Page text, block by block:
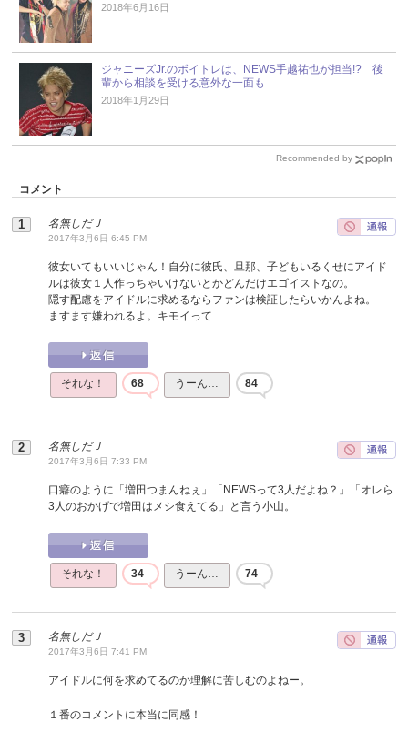
2018年6月16日
ジャニーズJr.のボイトレは、NEWS手越祐也が担当!? 後
輩から相談を受ける意外な一面も
2018年1月29日
Recommended by
コメント
名無しだＪ
2017年3月6日 6:45 PM
彼女いてもいいじゃん！自分に彼氏、旦那、子どもいるくせにアイド
ルは彼女１人作っちゃいけないとかどんだけエゴイストなの。
隠す配慮をアイドルに求めるならファンは検証したらいかんよね。
ますます嫌われるよ。キモイって
それな！ 68 うーん… 84
名無しだＪ
2017年3月6日 7:33 PM
口癖のように「増田つまんねぇ」「NEWSって3人だよね？」「オレら
3人のおかげで増田はメシ食えてる」と言う小山。
それな！ 34 うーん… 74
名無しだＪ
2017年3月6日 7:41 PM
アイドルに何を求めてるのか理解に苦しむのよねー。
１番のコメントに本当に同感！